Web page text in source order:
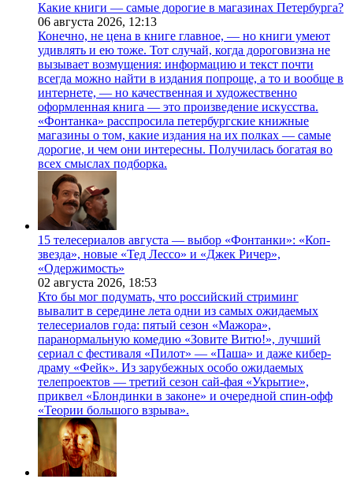
Какие книги — самые дорогие в магазинах Петербурга?
06 августа 2026, 12:13
Конечно, не цена в книге главное, — но книги умеют
удивлять и ею тоже. Тот случай, когда дороговизна не
вызывает возмущения: информацию и текст почти
всегда можно найти в издания попроще, а то и вообще в
интернете, — но качественная и художественно
оформленная книга — это произведение искусства.
«Фонтанка» расспросила петербургские книжные
магазины о том, какие издания на их полках — самые
дорогие, и чем они интересны. Получилась богатая во
всех смыслах подборка.
15 телесериалов августа — выбор «Фонтанки»: «Коп-
звезда», новые «Тед Лессо» и «Джек Ричер»,
«Одержимость»
02 августа 2026, 18:53
Кто бы мог подумать, что российский стриминг
вывалит в середине лета одни из самых ожидаемых
телесериалов года: пятый сезон «Мажора»,
паранормальную комедию «Зовите Витю!», лучший
сериал с фестиваля «Пилот» — «Паша» и даже кибер-
драму «Фейк». Из зарубежных особо ожидаемых
телепроектов — третий сезон сай-фая «Укрытие»,
приквел «Блондинки в законе» и очередной спин-офф
«Теории большого взрыва».